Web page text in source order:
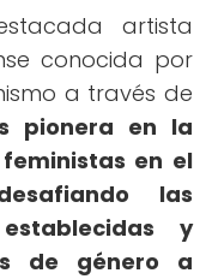
artista
conocida por
a través de
pionera en la
en el
las
y
de género a